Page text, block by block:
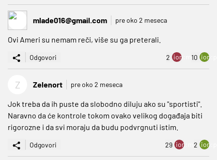
mlade016@gmail.com pre oko 2 meseca
Ovi Ameri su nemam reči, više su ga preterali.
Odgovori 2 ion:minus
10
Z Zelenort pre oko 2 meseca
Jok treba da ih puste da slobodno diluju ako su "sportisti".
Naravno da će kontrole tokom ovako velikog događaja biti
rigorozne i da svi moraju da budu podvrgnuti istim.
Odgovori 29 ion:minus
2